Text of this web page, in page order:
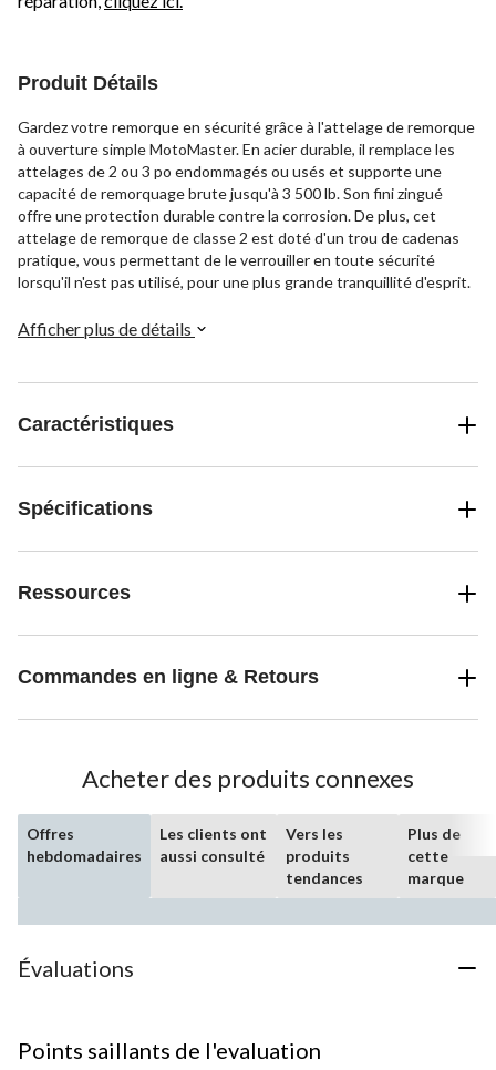
Produit Détails
Gardez votre remorque en sécurité grâce à l'attelage de remorque
à ouverture simple MotoMaster. En acier durable, il remplace les
attelages de 2 ou 3 po endommagés ou usés et supporte une
capacité de remorquage brute jusqu'à 3 500 lb. Son fini zingué
offre une protection durable contre la corrosion. De plus, cet
attelage de remorque de classe 2 est doté d'un trou de cadenas
pratique, vous permettant de le verrouiller en toute sécurité
lorsqu'il n'est pas utilisé, pour une plus grande tranquillité d'esprit.
Afficher plus de détails
Caractéristiques
Spécifications
Ressources
Commandes en ligne & Retours
Acheter des produits connexes
Offres
hebdomadaires
Les clients ont
aussi consulté
Vers les
produits
tendances
Plus de
cette
marque
Évaluations
Points saillants de l'evaluation